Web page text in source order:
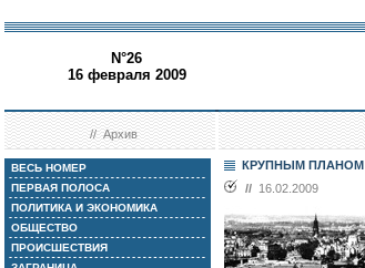
N°26
16 февраля 2009
//Архив
ВЕСЬ НОМЕР
ПЕРВАЯ ПОЛОСА
ПОЛИТИКА И ЭКОНОМИКА
ОБЩЕСТВО
ПРОИСШЕСТВИЯ
КРУПНЫМ ПЛАНОМ
// 16.02.2009